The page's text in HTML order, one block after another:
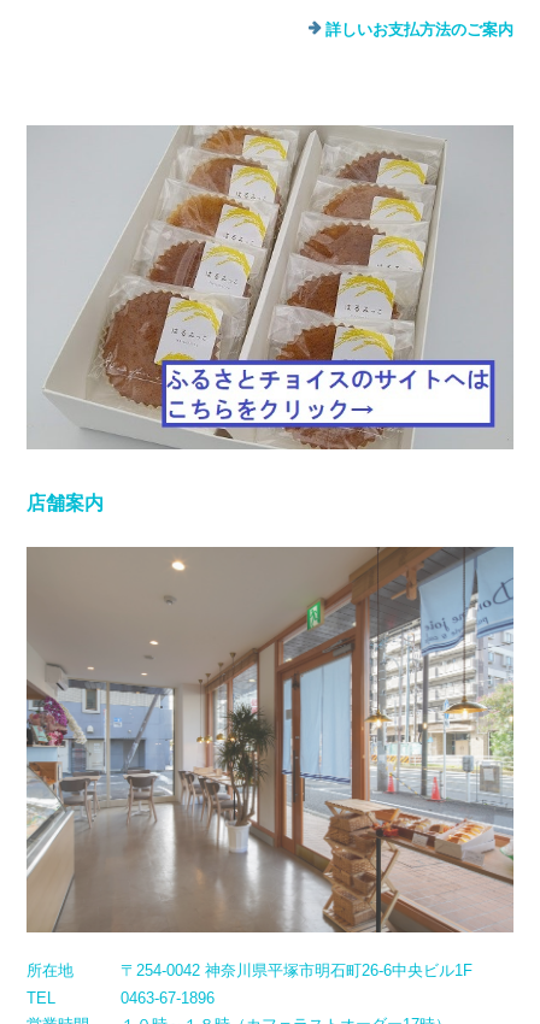
詳しいお支払方法のご案内
店舗案内
所在地
〒254-0042 神奈川県平塚市明石町26-6中央ビル1F
TEL
0463-67-1896